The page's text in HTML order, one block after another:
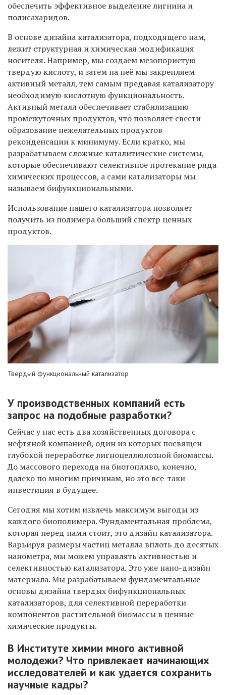
обеспечить эффективное выделение лигнина и
полисахаридов.
В основе дизайна катализатора, подходящего нам,
лежит структурная и химическая модификация
носителя. Например, мы создаем мезопористую
твердую кислоту, и затем на неё мы закрепляем
активный металл, тем самым предавая катализатору
необходимую кислотную функциональность.
Активный металл обеспечивает стабилизацию
промежуточных продуктов, что позволяет свести
образование нежелательных продуктов
реконденсации к минимуму. Если кратко, мы
разрабатываем сложные каталитические системы,
которые обеспечивают селективное протекание ряда
химических процессов, а сами катализаторы мы
называем бифункциональными.
Использование нашего катализатора позволяет
получить из полимера больший спектр ценных
продуктов.
Твердый функциональный катализатор
У производственных компаний есть
запрос на подобные разработки?
Сейчас у нас есть два хозяйственных договора с
нефтяной компанией, один из которых посвящен
глубокой переработке лигноцеллюлозной биомассы.
До массового перехода на биотопливо, конечно,
далеко по многим причинам, но это все-таки
инвестиция в будущее.
Сегодня мы хотим извлечь максимум выгоды из
каждого биополимера. Фундаментальная проблема,
которая перед нами стоит, это дизайн катализатора.
Варьируя размеры частиц металла вплоть до десятых
нанометра, мы можем управлять активностью и
селективностью катализатора. Это уже нано-дизайн
материала. Мы разрабатываем фундаментальные
основы дизайна твердых бифункциональных
катализаторов, для селективной переработки
компонентов растительной биомассы в ценные
химические продукты.
В Институте химии много активной
молодежи? Что привлекает начинающих
исследователей и как удается сохранить
научные кадры?